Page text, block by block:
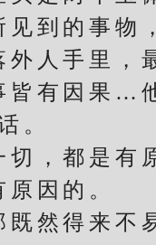
到的事物
人手里，
有因果…
。
，都是有
因的。
然得来不